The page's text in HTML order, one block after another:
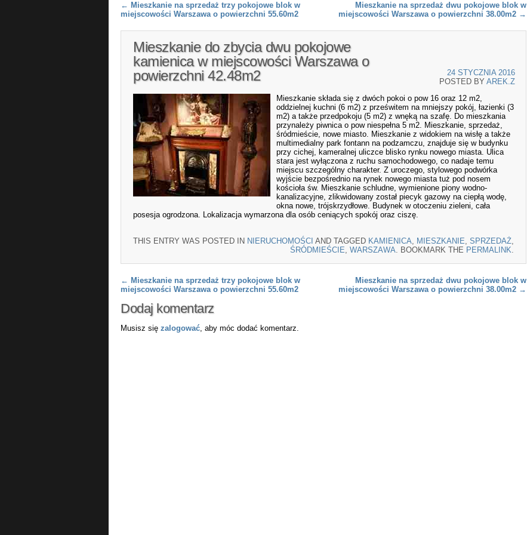
Post navigation
← Mieszkanie na sprzedaż trzy pokojowe blok w
miejscowości Warszawa o powierzchni 55.60m2
Mieszkanie na sprzedaż dwu pokojowe blok w
miejscowości Warszawa o powierzchni 38.00m2 →
Mieszkanie do zbycia dwu pokojowe
kamienica w miejscowości Warszawa o
powierzchni 42.48m2
24 STYCZNIA 2016
POSTED BY AREK.Z
Mieszkanie składa się z dwóch pokoi o pow 16 oraz 12 m2,
oddzielnej kuchni (6 m2) z prześwitem na mniejszy pokój, łazienki (3
m2) a także przedpokoju (5 m2) z wnęką na szafę. Do mieszkania
przynależy piwnica o pow niespełna 5 m2. Mieszkanie, sprzedaż,
śródmieście, nowe miasto. Mieszkanie z widokiem na wisłę a także
multimedialny park fontann na podzamczu, znajduje się w budynku
przy cichej, kameralnej uliczce blisko rynku nowego miasta. Ulica
stara jest wyłączona z ruchu samochodowego, co nadaje temu
miejscu szczególny charakter. Z uroczego, stylowego podwórka
wyjście bezpośrednio na rynek nowego miasta tuż pod nosem
kościoła św. Mieszkanie schludne, wymienione piony wodno-
kanalizacyjne, zlikwidowany został piecyk gazowy na ciepłą wodę,
okna nowe, trójskrzydłowe. Budynek w otoczeniu zieleni, cała
posesja ogrodzona. Lokalizacja wymarzona dla osób ceniących spokój oraz ciszę.
THIS ENTRY WAS POSTED IN NIERUCHOMOŚCI AND TAGGED KAMIENICA MIESZKANIE SPRZEDAŻ
ŚRÓDMIEŚCIE WARSZAWA . BOOKMARK THE PERMALINK
Post navigation
← Mieszkanie na sprzedaż trzy pokojowe blok w
miejscowości Warszawa o powierzchni 55.60m2
Mieszkanie na sprzedaż dwu pokojowe blok w
miejscowości Warszawa o powierzchni 38.00m2 →
Dodaj komentarz
Musisz się zalogować, aby móc dodać komentarz.